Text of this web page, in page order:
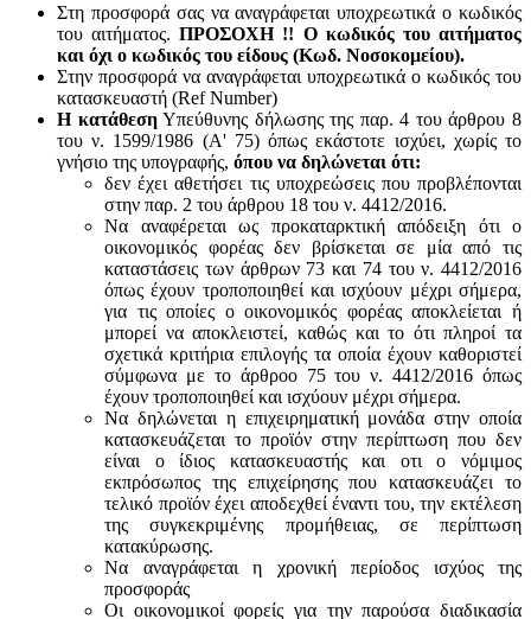
Στη προσφορά σας να αναγράφεται υποχρεωτικά ο κωδικός
του αιτήματος.ΠΡΟΣΟΧΗ !! Ο κωδικός του αιτήματος
και όχι ο κωδικός του είδους (Κωδ. Νοσοκομείου).
Στην προσφορά να αναγράφεται υποχρεωτικά ο κωδικός του
κατασκευαστή (Ref Number)
Η κατάθεσηΥπεύθυνης δήλωσης της παρ. 4 του άρθρου 8
του ν. 1599/1986 (Α' 75) όπως εκάστοτε ισχύει, χωρίς το
γνήσιο της υπογραφής, όπου να δηλώνεται ότι:
δεν έχει αθετήσει τις υποχρεώσεις που προβλέπονται
στην παρ. 2 του άρθρου 18 του ν. 4412/2016.
Να αναφέρεται ως προκαταρκτική απόδειξη ότι ο
οικονομικός φορέας δεν βρίσκεται σε μία από τις
καταστάσεις των άρθρων 73 και 74 του ν. 4412/2016
όπως έχουν τροποποιηθεί και ισχύουν μέχρι σήμερα,
για τις οποίες ο οικονομικός φορέας αποκλείεται ή
μπορεί να αποκλειστεί, καθώς και το ότι πληροί τα
σχετικά κριτήρια επιλογής τα οποία έχουν καθοριστεί
σύμφωνα με τo άρθροo 75 του ν. 4412/2016 όπως
έχουν τροποποιηθεί και ισχύουν μέχρι σήμερα.
Να δηλώνεται η επιχειρηματική μονάδα στην οποία
κατασκευάζεται το προϊόν στην περίπτωση που δεν
είναι ο ίδιος κατασκευαστής και oτι ο νόμιμος
εκπρόσωπος της επιχείρησης που κατασκευάζει το
τελικό προϊόν έχει αποδεχθεί έναντι του, την εκτέλεση
της συγκεκριμένης προμήθειας, σε περίπτωση
κατακύρωσης.
Να αναγράφεται η χρονική περίοδος ισχύος της
προσφοράς
Οι οικονομικοί φορείς για την παρούσα διαδικασία